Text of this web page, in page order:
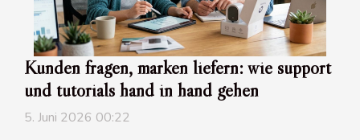
Kunden fragen, marken liefern: wie support
und tutorials hand in hand gehen
5. Juni 2026 00:22